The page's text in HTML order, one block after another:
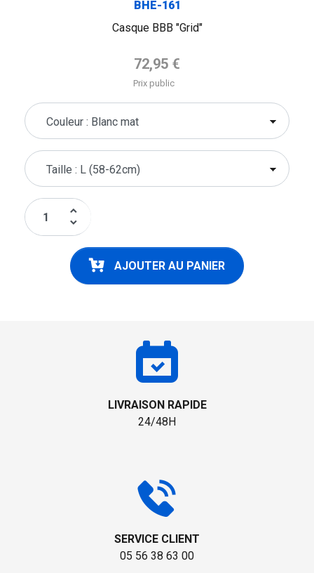
BHE-161
Casque BBB "Grid"
Prix de base
72,95 €
Prix public
keyboard_arrow_up
keyboard_arrow_down
AJOUTER AU PANIER
LIVRAISON RAPIDE
24/48H
SERVICE CLIENT
05 56 38 63 00